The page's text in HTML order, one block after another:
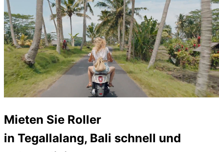
Mieten Sie Roller
in Tegallalang, Bali schnell und